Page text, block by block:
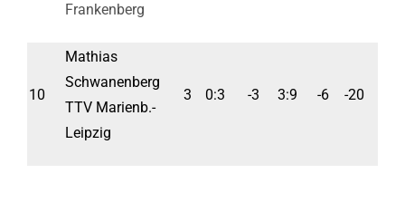
Frankenberg
10
Mathias
Schwanenberg
TTV Marienb.-
Leipzig
3 0:3 -3 3:9 -6 -20